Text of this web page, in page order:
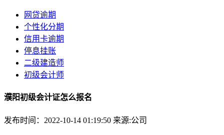
网贷逾期
个性化分期
信用卡逾期
停息挂账
二级建造师
初级会计师
濮阳初级会计证怎么报名
发布时间：2022-10-14 01:19:50 来源:公司